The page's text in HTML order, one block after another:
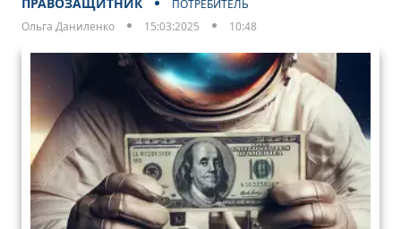
ПОТРЕБИТЕЛЬ
Ольга Даниленко
15:03:2025 10:48